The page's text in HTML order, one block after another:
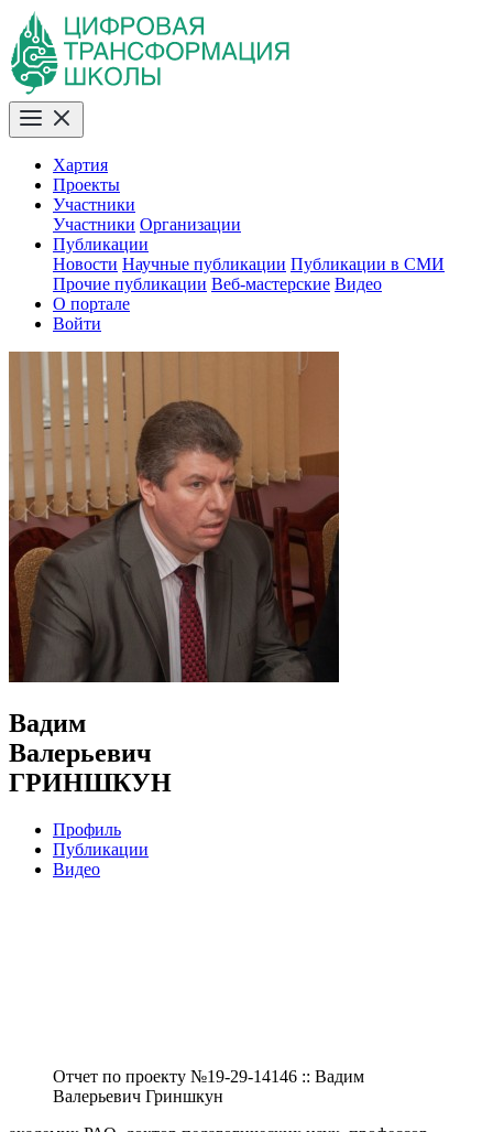
Хартия
Проекты
Участники
Участники Организации
Публикации
Новости Научные публикации Публикации в СМИ
Прочие публикации Веб-мастерские Видео
О портале
Войти
Вадим
Валерьевич
ГРИНШКУН
Профиль
Публикации
Видео
Отчет по проекту №19-29-14146 :: Вадим
Валерьевич Гриншкун